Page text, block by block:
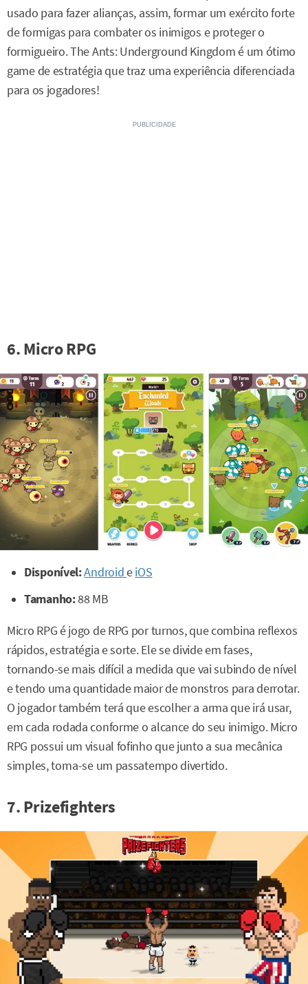
usado para fazer alianças, assim, formar um exército forte
de formigas para combater os inimigos e proteger o
formigueiro. The Ants: Underground Kingdom é um ótimo
game de estratégia que traz uma experiência diferenciada
para os jogadores!
6. Micro RPG
Disponível:AndroideiOS
Tamanho:88 MB
Micro RPG é jogo de RPG por turnos, que combina reflexos
rápidos, estratégia e sorte. Ele se divide em fases,
tornando-se mais difícil a medida que vai subindo de nível
e tendo uma quantidade maior de monstros para derrotar.
O jogador também terá que escolher a arma que irá usar,
em cada rodada conforme o alcance do seu inimigo. Micro
RPG possui um visual fofinho que junto a sua mecânica
simples, torna-se um passatempo divertido.
7. Prizefighters